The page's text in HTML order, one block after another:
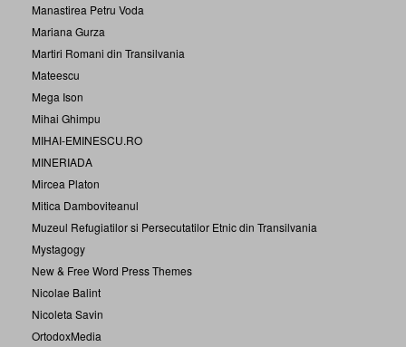
Manastirea Petru Voda
Mariana Gurza
Martiri Romani din Transilvania
Mateescu
Mega Ison
Mihai Ghimpu
MIHAI-EMINESCU.RO
MINERIADA
Mircea Platon
Mitica Damboviteanul
Muzeul Refugiatilor si Persecutatilor Etnic din Transilvania
Mystagogy
New & Free Word Press Themes
Nicolae Balint
Nicoleta Savin
OrtodoxMedia